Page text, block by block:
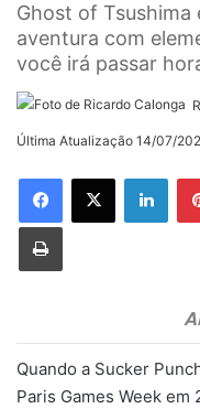
Ghost of Tsushima
aventura com
você irá passar
Última Atualização 14/07/
Imprimir
Quando a Sucker
Paris Games Week